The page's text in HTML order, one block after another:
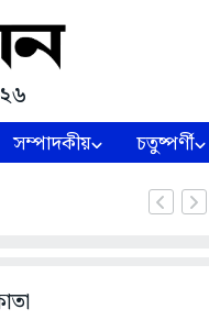
সম্পাদকীয় চতুষ্পর্ণী